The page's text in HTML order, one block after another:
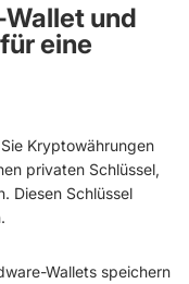
und
eine
Kryptowährungen
privaten Schlüssel,
Diesen Schlüssel
Wallets speichern